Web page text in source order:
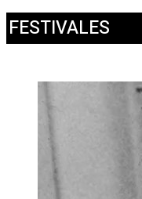
FESTIVALES